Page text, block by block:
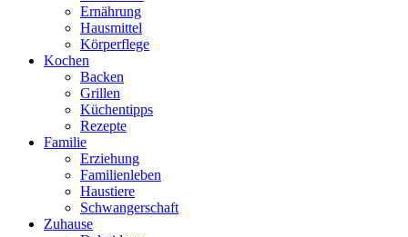
Ernährung
Hausmittel
Körperflege
Kochen
Backen
Grillen
Küchentipps
Rezepte
Familie
Erziehung
Familienleben
Haustiere
Schwangerschaft
Zuhause